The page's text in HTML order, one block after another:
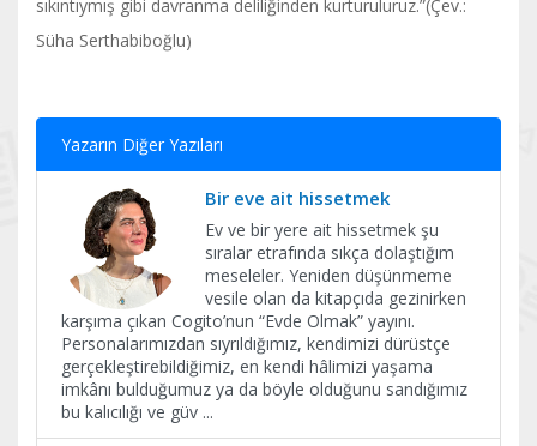
sıkıntıymış gibi davranma deliliğinden kurturuluruz.”(Çev.:
Süha Serthabiboğlu)
Yazarın Diğer Yazıları
Bir eve ait hissetmek
Ev ve bir yere ait hissetmek şu
sıralar etrafında sıkça dolaştığım
meseleler. Yeniden düşünmeme
vesile olan da kitapçıda gezinirken
karşıma çıkan Cogito’nun “Evde Olmak” yayını.
Personalarımızdan sıyrıldığımız, kendimizi dürüstçe
gerçekleştirebildiğimiz, en kendi hâlimizi yaşama
imkânı bulduğumuz ya da böyle olduğunu sandığımız
bu kalıcılığı ve güv ...